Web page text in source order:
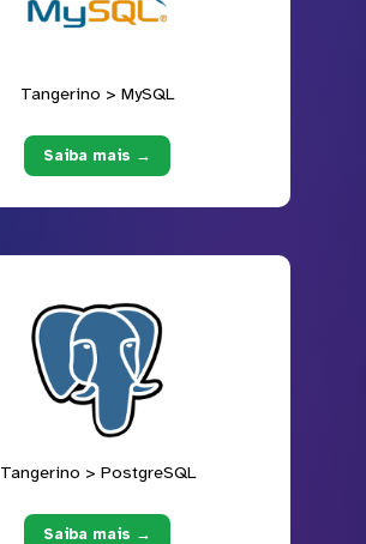
Tangerino > MySQL
Saiba mais →
Tangerino > PostgreSQL
Saiba mais →